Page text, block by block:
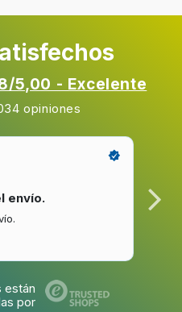
5,00 - Excelente
opiniones
envío.
están
por